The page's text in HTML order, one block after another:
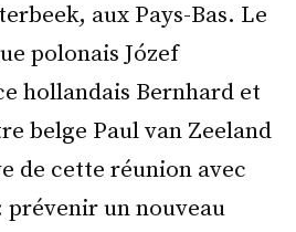
aux Pays-Bas. Le
polonais Józef
hollandais Bernhard et
belge Paul van Zeeland
de cette réunion avec
un nouveau